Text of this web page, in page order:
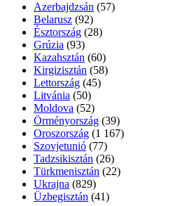
Azerbajdzsán (57)
Belarusz (92)
Észtország (28)
Grúzia (93)
Kazahsztán (60)
Kirgizisztán (58)
Lettország (45)
Litvánia (50)
Moldova (52)
Örményország (39)
Oroszország (1 167)
Szovjetunió (77)
Tadzsikisztán (26)
Türkmenisztán (22)
Ukrajna (829)
Üzbegisztán (41)